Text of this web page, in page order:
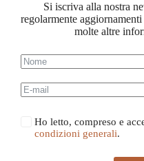
Si iscriva alla nostra
regolarmente
molte altre
Ho letto, compreso e
condizioni generali.
Informazioni
Condizioni